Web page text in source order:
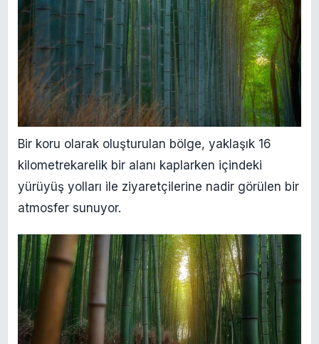
Bir koru olarak oluşturulan bölge, yaklaşık 16
kilometrekarelik bir alanı kaplarken içindeki
yürüyüş yolları ile ziyaretçilerine nadir görülen bir
atmosfer sunuyor.